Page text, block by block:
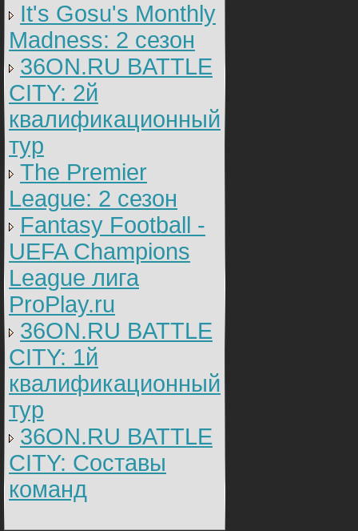
It's Gosu's Monthly
Madness: 2 сезон
36ON.RU BATTLE
CITY: 2й
квалификационный
тур
The Premier
League: 2 cезон
Fantasy Football -
UEFA Champions
League лига
ProPlay.ru
36ON.RU BATTLE
CITY: 1й
квалификационный
тур
36ON.RU BATTLE
CITY: Составы
команд